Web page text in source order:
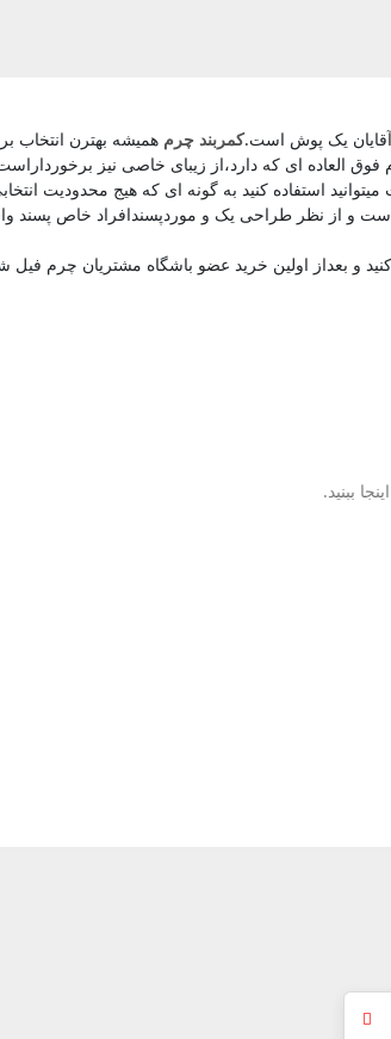
یک پوش است.کمربند چرم همیشه بهترن انتخاب
فوق العاده ای که دارد،از زیبای خاصی نیز
استفاده کنید به گونه ای که هیج محدودیت
و از نظر طراحی یک و موردپسندافراد خاص پسند
و بعداز اولین خرید عضو باشگاه مشتریان چرم فیل
ببنید.